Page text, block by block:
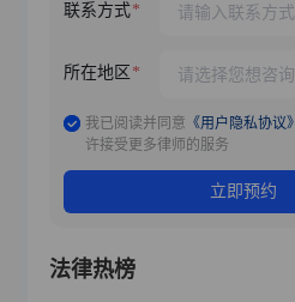
联系方式
所在地区
我已阅读并同意 《用户隐私协议》
许接受更多律师的服务
立即预约
法律热榜